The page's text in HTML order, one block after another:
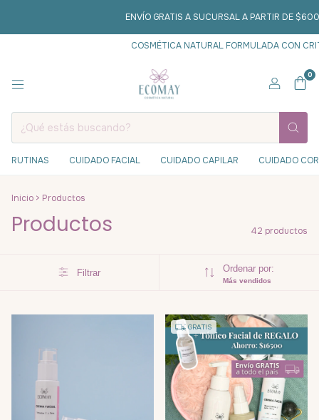
ENVÍO GRATIS A SUCURSAL A PARTIR DE $60000 3
COSMÉTICA NATURAL FORMULADA CON CRITERIO
0
RUTINAS CUIDADO FACIAL CUIDADO CAPILAR CUIDADO
Inicio > Productos
Productos 42 productos
Filtrar Ordenar por:
Más vendidos
GRATIS